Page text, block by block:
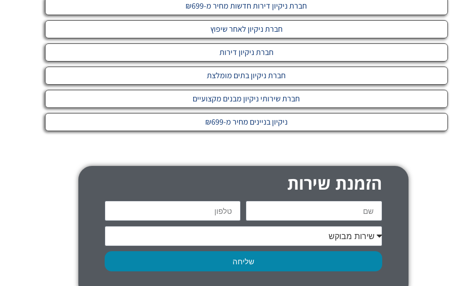
חברת ניקיון דירות חדשות מחיר מ-₪699
חברת ניקיון לאחר שיפוץ
חברת ניקיון דירות
חברת ניקיון בתים מומלצת
חברת שירותי ניקיון מבנים מקצועיים
ניקיון בניינים מחיר מ-₪699
הזמנת שירות
שליחה